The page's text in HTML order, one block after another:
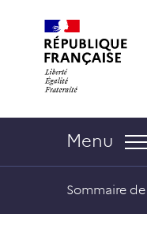
contenu
menu
cookies
Menu
Sommaire